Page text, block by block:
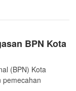
BPN Kota
(BPN) Kota
pemecahan